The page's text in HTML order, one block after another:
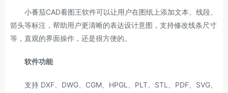
小番茄CAD看图王软件可以让用户在图纸上添加文本、线段、
箭头等标注，帮助用户更清晰的表达设计意图，支持修改线条尺寸
等，直观的界面操作，还是很方便的。
软件功能
支持 DXF、DWG、CGM、HPGL、PLT、STL、PDF、SVG、